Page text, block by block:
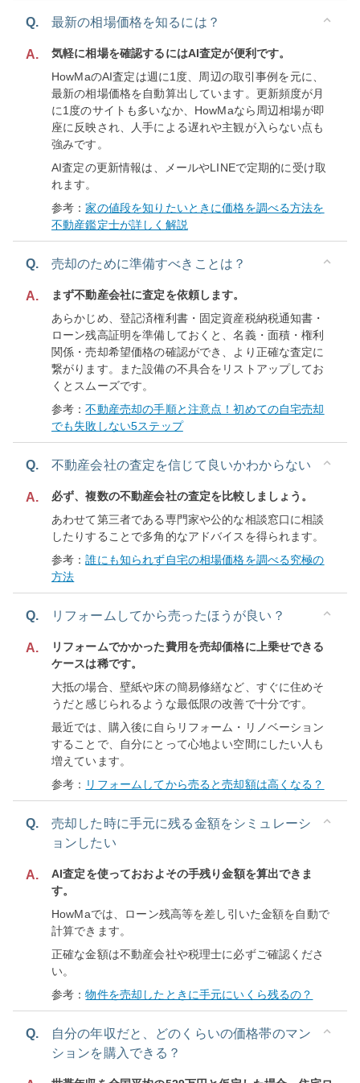
Q. 最新の相場価格を知るには？
A.
気軽に相場を確認するにはAI査定が便利です。
HowMaのAI査定は週に1度、周辺の取引事例を元に、
最新の相場価格を自動算出しています。更新頻度が月
に1度のサイトも多いなか、HowMaなら周辺相場が即
座に反映され、人手による遅れや主観が入らない点も
強みです。
AI査定の更新情報は、メールやLINEで定期的に受け取
れます。
参考：家の値段を知りたいときに価格を調べる方法を
不動産鑑定士が詳しく解説
Q. 売却のために準備すべきことは？
A.
まず不動産会社に査定を依頼します。
あらかじめ、登記済権利書・固定資産税納税通知書・
ローン残高証明を準備しておくと、名義・面積・権利
関係・売却希望価格の確認ができ、より正確な査定に
繋がります。また設備の不具合をリストアップしてお
くとスムーズです。
参考：不動産売却の手順と注意点！初めての自宅売却
でも失敗しない5ステップ
Q. 不動産会社の査定を信じて良いかわからない
A.
必ず、複数の不動産会社の査定を比較しましょう。
あわせて第三者である専門家や公的な相談窓口に相談
したりすることで多角的なアドバイスを得られます。
参考：誰にも知られず自宅の相場価格を調べる究極の
方法
Q. リフォームしてから売ったほうが良い？
A.
リフォームでかかった費用を売却価格に上乗せできる
ケースは稀です。
大抵の場合、壁紙や床の簡易修繕など、すぐに住めそ
うだと感じられるような最低限の改善で十分です。
最近では、購入後に自らリフォーム・リノベーション
することで、自分にとって心地よい空間にしたい人も
増えています。
参考： リフォームしてから売ると売却額は高くなる？
Q.
売却した時に手元に残る金額をシミュレーシ
ョンしたい
A.
AI査定を使っておおよその手残り金額を算出できま
す。
HowMaでは、ローン残高等を差し引いた金額を自動で
計算できます。
正確な金額は不動産会社や税理士に必ずご確認くださ
い。
参考：物件を売却したときに手元にいくら残るの？
Q.
自分の年収だと、どのくらいの価格帯のマン
ションを購入できる？